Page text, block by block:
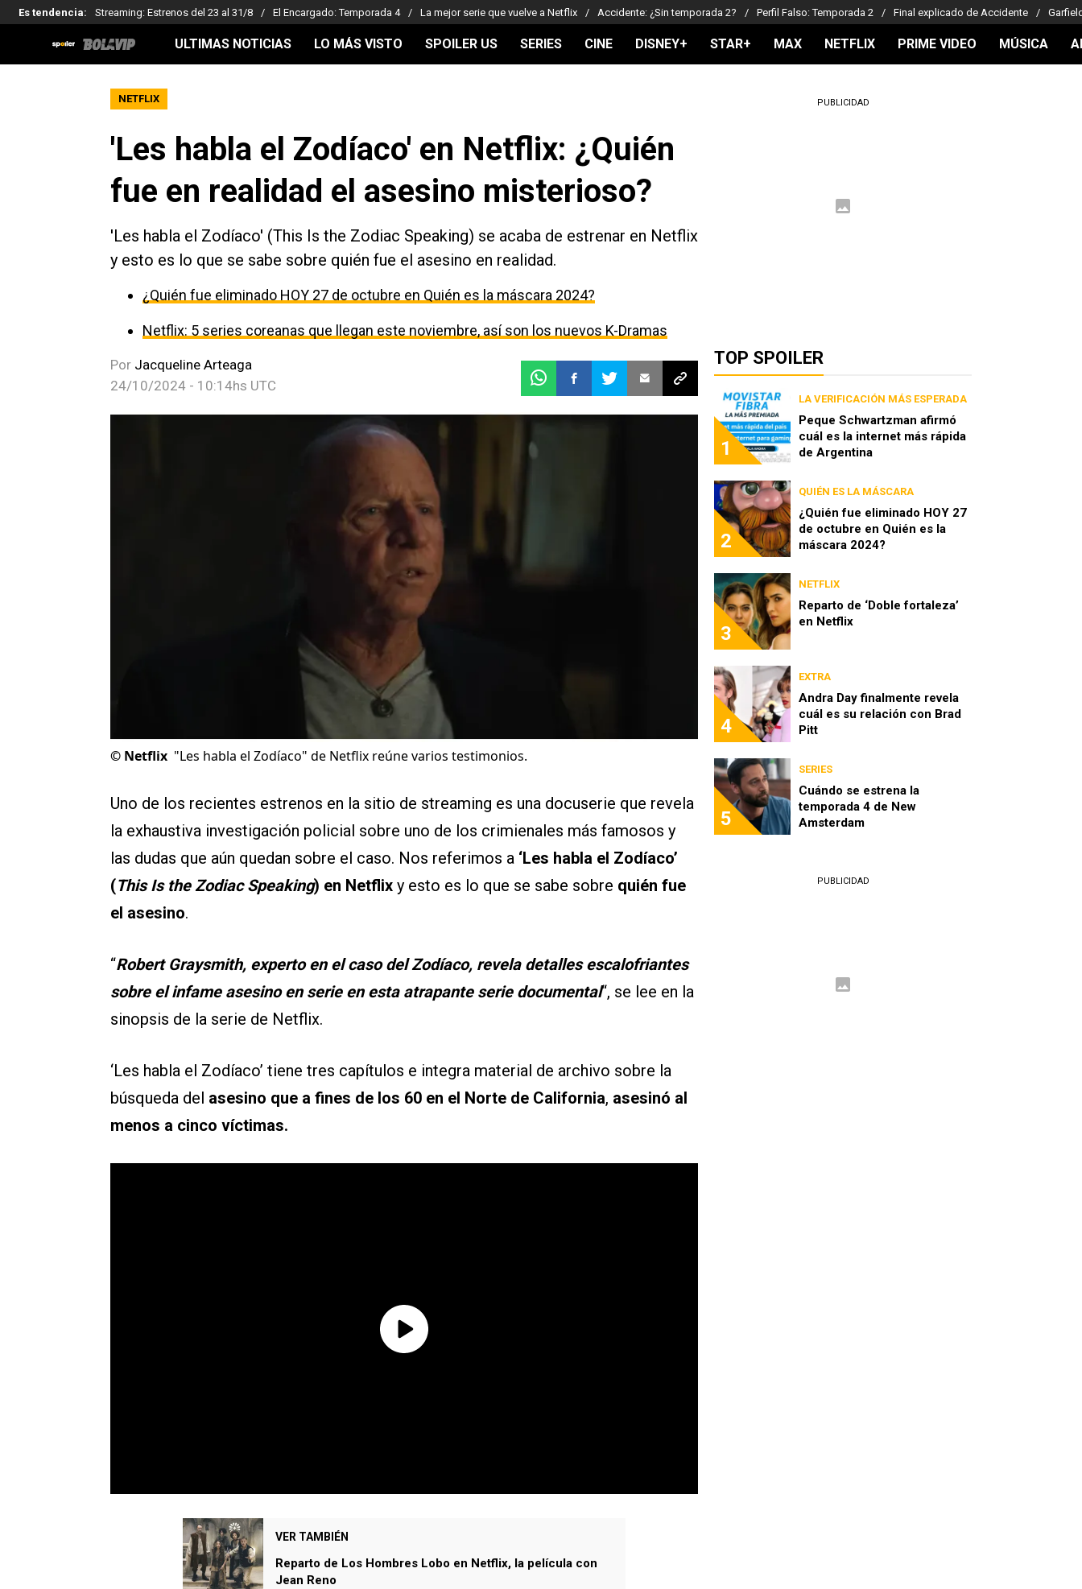
Es tendencia: Streaming: Estrenos del 23 al 31/8 El Encargado: Temporada 4 La mejor serie que vuelve a Netflix Accidente: ¿Sin temporada 2? Perfil Falso: Temporada 2 Final explicado de Accidente
ULTIMAS NOTICIAS LO MÁS VISTO SPOILER US SERIES CINE DISNEY+ STAR+ MAX NETFLIX PRIME VIDEO MÚSICA
NETFLIX
'Les habla el Zodíaco' en Netflix: ¿Quién
fue en realidad el asesino misterioso?
'Les habla el Zodíaco' (This Is the Zodiac Speaking) se acaba de estrenar en Netflix
y esto es lo que se sabe sobre quién fue el asesino en realidad.
¿Quién fue eliminado HOY 27 de octubre en Quién es la máscara 2024?
Netflix: 5 series coreanas que llegan este noviembre, así son los nuevos K-Dramas
Por Jacqueline Arteaga
24/10/2024 - 10:14hs UTC
© Netflix "Les habla el Zodíaco" de Netflix reúne varios testimonios.
Uno de los recientes estrenos en la sitio de streaming es una docuserie que revela
la exhaustiva investigación policial sobre uno de los crimienales más famosos y
las dudas que aún quedan sobre el caso. Nos referimos a ‘Les habla el Zodíaco’
(This Is the Zodiac Speaking) en Netflix y esto es lo que se sabe sobre quién fue
el asesino.
“Robert Graysmith, experto en el caso del Zodíaco, revela detalles escalofriantes
sobre el infame asesino en serie en esta atrapante serie documental“, se lee en la
sinopsis de la serie de Netflix.
‘Les habla el Zodíaco’ tiene tres capítulos e integra material de archivo sobre la
búsqueda del asesino que a fines de los 60 en el Norte de California, asesinó al
menos a cinco víctimas.
VER TAMBIÉN
Reparto de Los Hombres Lobo en Netflix, la película con
Jean Reno
PUBLICIDAD
TOP SPOILER
1
LA VERIFICACIÓN MÁS ESPERADA
Peque Schwartzman afirmó
cuál es la internet más rápida
de Argentina
2
QUIÉN ES LA MÁSCARA
¿Quién fue eliminado HOY 27
de octubre en Quién es la
máscara 2024?
3
NETFLIX
Reparto de ‘Doble fortaleza’
en Netflix
4
EXTRA
Andra Day finalmente revela
cuál es su relación con Brad
Pitt
5
SERIES
Cuándo se estrena la
temporada 4 de New
Amsterdam
PUBLICIDAD